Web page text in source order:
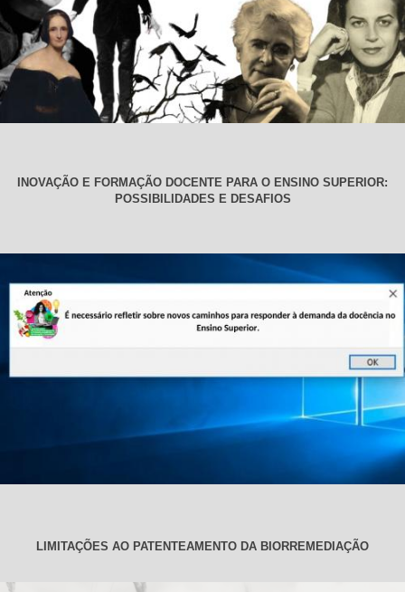
INOVAÇÃO E FORMAÇÃO DOCENTE PARA O ENSINO SUPERIOR:
POSSIBILIDADES E DESAFIOS
LIMITAÇÕES AO PATENTEAMENTO DA BIORREMEDIAÇÃO